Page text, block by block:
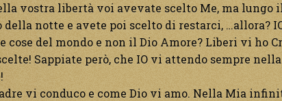
vostra libertà voi avevate scelto Me, ma
della notte e avete poi scelto di restarci, …allora?
cose del mondo e non il Dio Amore? Liberi vi ho
Sappiate però, che IO vi attendo sempre
vi conduco e come Dio vi amo. Nella Mia